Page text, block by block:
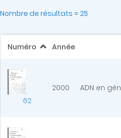
Nombre de résultats = 25
Numéro Année
62
2000 ADN en